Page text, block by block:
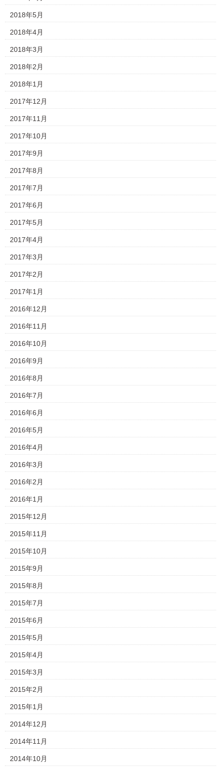
2018年5月
2018年4月
2018年3月
2018年2月
2018年1月
2017年12月
2017年11月
2017年10月
2017年9月
2017年8月
2017年7月
2017年6月
2017年5月
2017年4月
2017年3月
2017年2月
2017年1月
2016年12月
2016年11月
2016年10月
2016年9月
2016年8月
2016年7月
2016年6月
2016年5月
2016年4月
2016年3月
2016年2月
2016年1月
2015年12月
2015年11月
2015年10月
2015年9月
2015年8月
2015年7月
2015年6月
2015年5月
2015年4月
2015年3月
2015年2月
2015年1月
2014年12月
2014年11月
2014年10月